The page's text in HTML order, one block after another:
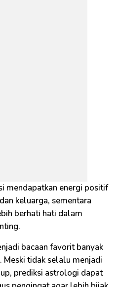
mendapatkan energi positif
keluarga, sementara
berhati hati dalam
bacaan favorit banyak
Meski tidak selalu menjadi
prediksi astrologi dapat